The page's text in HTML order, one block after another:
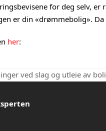
for deg selv,
er din «drømmebolig».
her:
ved slag og utleie av